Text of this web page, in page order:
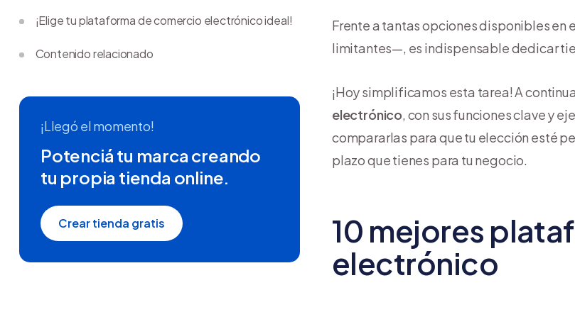
Frente a tantas opciones disponibles
limitantes—, es indispensable dedicar
¡Hoy simplificamos esta tarea! A
electrónico, con sus funciones clave y
compararlas para que tu elección esté
plazo que tienes para tu negocio.
10 mejores
electrónico
¡Elige tu plataforma de comercio electrónico ideal!
Contenido relacionado
¡Llegó el momento!
Potenciá tu marca creando
tu propia tienda online.
Crear tienda gratis